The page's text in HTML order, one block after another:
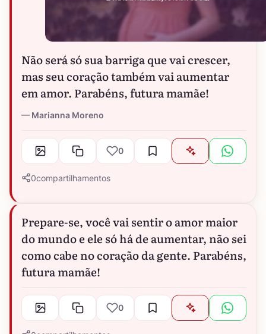
Não será só sua barriga que vai crescer,
mas seu coração também vai aumentar
em amor. Parabéns, futura mamãe!
Marianna Moreno
0
0compartilhamentos
Prepare-se, você vai sentir o amor maior
do mundo e ele só há de aumentar, não sei
como cabe no coração da gente. Parabéns,
futura mamãe!
0